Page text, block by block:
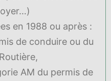
en 1988 ou après :
de conduire ou du
AM du permis de